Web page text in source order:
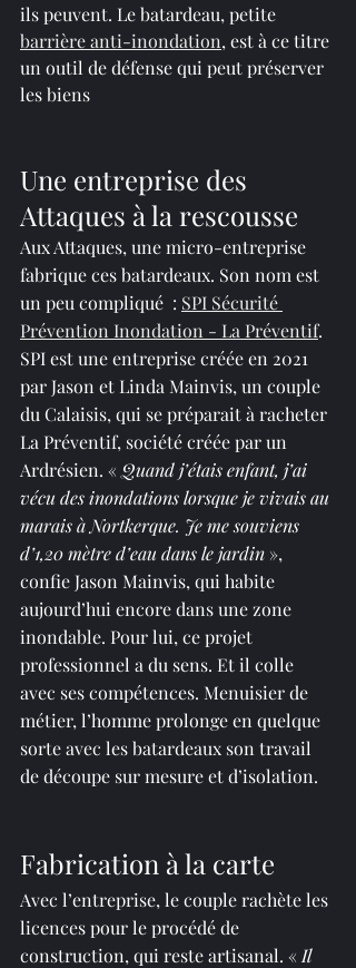
ils peuvent. Le batardeau, petite
barrière anti-inondation, est à ce titre
un outil de défense qui peut préserver
les biens
Une entreprise des
Attaques à la rescousse
Aux Attaques, une micro-entreprise
fabrique ces batardeaux. Son nom est
un peu compliqué  : SPI Sécurité
Prévention Inondation - La Préventif.
SPI est une entreprise créée en 2021
par Jason et Linda Mainvis, un couple
du Calaisis, qui se préparait à racheter
La Préventif, société créée par un
Ardrésien. « Quand j’étais enfant, j’ai
vécu des inondations lorsque je vivais au
marais à Nortkerque. Je me souviens
d’1,20 mètre d’eau dans le jardin »,
confie Jason Mainvis, qui habite
aujourd’hui encore dans une zone
inondable. Pour lui, ce projet
professionnel a du sens. Et il colle
avec ses compétences. Menuisier de
métier, l’homme prolonge en quelque
sorte avec les batardeaux son travail
de découpe sur mesure et d’isolation.
Fabrication à la carte
Avec l’entreprise, le couple rachète les
licences pour le procédé de
construction, qui reste artisanal. « Il